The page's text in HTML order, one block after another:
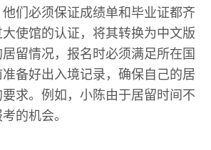
们必须保证成绩单和毕业证都齐
使馆的认证，将其转换为中文版
留情况，报名时必须满足所在国
备好出入境记录，确保自己的居
求。例如，小陈由于居留时间不
的机会。